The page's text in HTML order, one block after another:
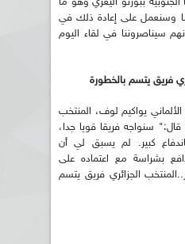
وسنعمل على إعادة ذلك في
سيناصروننا في لقاء اليوم
فريق يتسم بالخطورة
يواكيم لوف، المنتخب
سنواجه فريقا قويا جدا،
كبير. لم يسبق لي أن
بشراسة مع اعتماده على
الجزائري فريق يتسم